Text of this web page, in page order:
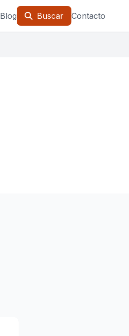
Blog Buscar Contacto